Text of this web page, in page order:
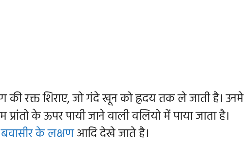
की रक्त शिराए, जो गंदे खून को ह्रदय तक ले जाती है। उनमे
प्रांतो के ऊपर पायी जाने वाली वलियो में पाया जाता है।
के लक्षणआदि देखे जाते है।